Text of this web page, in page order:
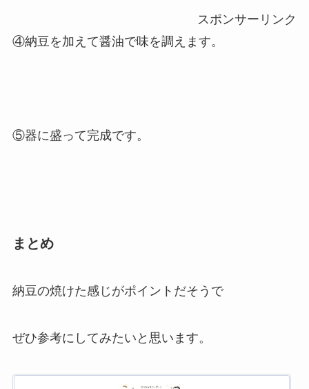
スポンサーリンク
④納豆を加えて醤油で味を調えます。
⑤器に盛って完成です。
まとめ
納豆の焼けた感じがポイントだそうで
ぜひ参考にしてみたいと思います。